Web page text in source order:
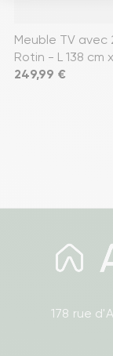
Meuble TV
Rotin - L 138 cm
Prix
249,99 €
178 rue